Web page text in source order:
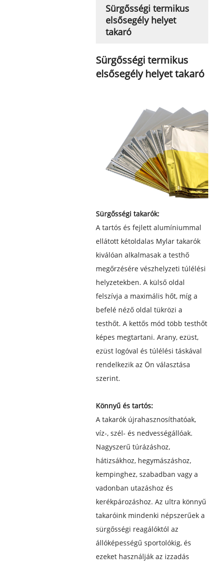
Sürgősségi termikus
elsősegély helyet
takaró
Sürgősségi termikus
elsősegély helyet takaró
Sürgősségi takarók:
A tartós és fejlett alumíniummal
ellátott kétoldalas Mylar takarók
kiválóan alkalmasak a testhő
megőrzésére vészhelyzeti túlélési
helyzetekben. A külső oldal
felszívja a maximális hőt, míg a
befelé néző oldal tükrözi a
testhőt. A kettős mód több testhőt
képes megtartani. Arany, ezüst,
ezüst logóval és túlélési táskával
rendelkezik az Ön választása
szerint.
Könnyű és tartós:
A takarók újrahasznosíthatóak,
víz-, szél- és nedvességállóak.
Nagyszerű túrázáshoz,
hátizsákhoz, hegymászáshoz,
kempinghez, szabadban vagy a
vadonban utazáshoz és
kerékpározáshoz. Az ultra könnyű
takaróink mindenki népszerűek a
sürgősségi reagálóktól az
állóképességű sportolókig, és
ezeket használják az izzadás